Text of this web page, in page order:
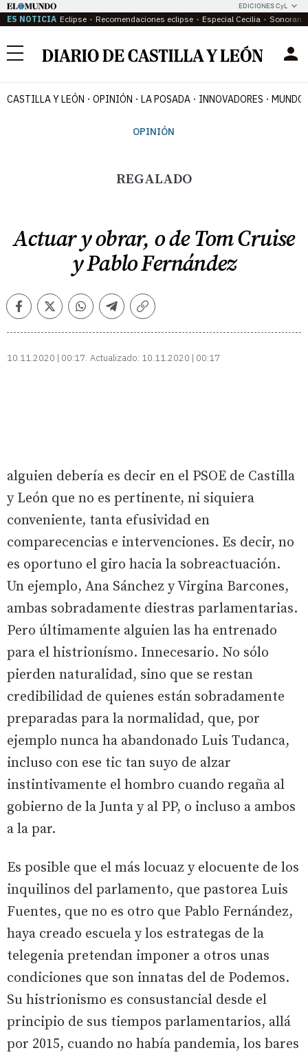
EDICIONES CyL
ES NOTICIA Eclipse Recomendaciones eclipse Especial Cecilia
Menú
CASTILLA Y LEÓN OPINIÓN LA POSADA INNOVADORES MUNDO
OPINIÓN
REGALADO
Actuar y obrar, o de Tom Cruise
y Pablo Fernández
FacebookTwitterWhatsappTelegramCopiar
10.11.2020 | 00:17 Actualizado: 10.11.2020 | 00:17
alguien debería es decir en el PSOE de Castilla
y León que no es pertinente, ni siquiera
conveniente, tanta efusividad en
comparecencias e intervenciones. Es decir, no
es oportuno el giro hacia la sobreactuación.
Un ejemplo, Ana Sánchez y Virgina Barcones,
ambas sobradamente diestras parlamentarias.
Pero últimamente alguien las ha entrenado
para el histrionísmo. Innecesario. No sólo
pierden naturalidad, sino que se restan
credibilidad de quienes están sobradamente
preparadas para la normalidad, que, por
ejemplo nunca ha abandonado Luis Tudanca,
incluso con ese tic tan suyo de alzar
instintivamente el hombro cuando regaña al
gobierno de la Junta y al PP, o incluso a ambos
a la par.
Es posible que el más locuaz y elocuente de los
inquilinos del parlamento, que pastorea Luis
Fuentes, que no es otro que Pablo Fernández,
haya creado escuela y los estrategas de la
telegenia pretendan imponer a otros unas
condiciones que son innatas del de Podemos.
Su histrionismo es consustancial desde el
principio de sus tiempos parlamentarios, allá
por 2015, cuando no había pandemia, los bares